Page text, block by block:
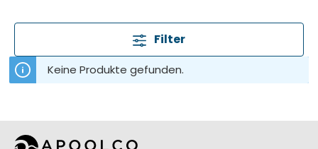
Filter
Keine Produkte gefunden.